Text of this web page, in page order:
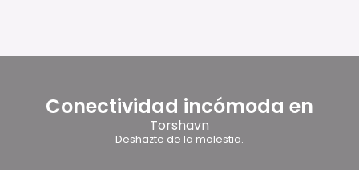
Conectividad incómoda en
Torshavn
Deshazte de la molestia.